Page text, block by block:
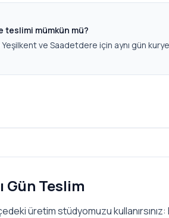
teslimi mümkün mü?
ve Saadetdere için aynı gün
Gün Teslim
üretim stüdyomuzu kullanırsınız: